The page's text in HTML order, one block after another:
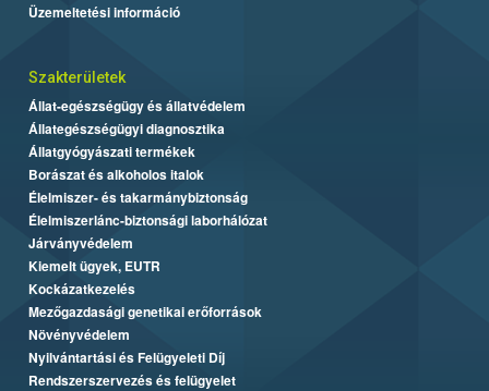
Üzemeltetési információ
Szakterületek
Állat-egészségügy és állatvédelem
Állategészségügyi diagnosztika
Állatgyógyászati termékek
Borászat és alkoholos italok
Élelmiszer- és takarmánybiztonság
Élelmiszerlánc-biztonsági laborhálózat
Járványvédelem
Kiemelt ügyek, EUTR
Kockázatkezelés
Mezőgazdasági genetikai erőforrások
Növényvédelem
Nyilvántartási és Felügyeleti Díj
Rendszerszervezés és felügyelet